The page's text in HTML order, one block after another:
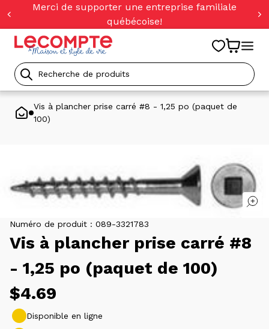
Merci de supporter une entreprise familiale
québécoise!
Recherche
de
produits
Vis à plancher prise carré #8 - 1,25 po (paquet de
100)
Numéro de produit : 089-3321783
Vis à plancher prise carré #8
- 1,25 po (paquet de 100)
Prix
habituel
$4.69
Disponible en ligne